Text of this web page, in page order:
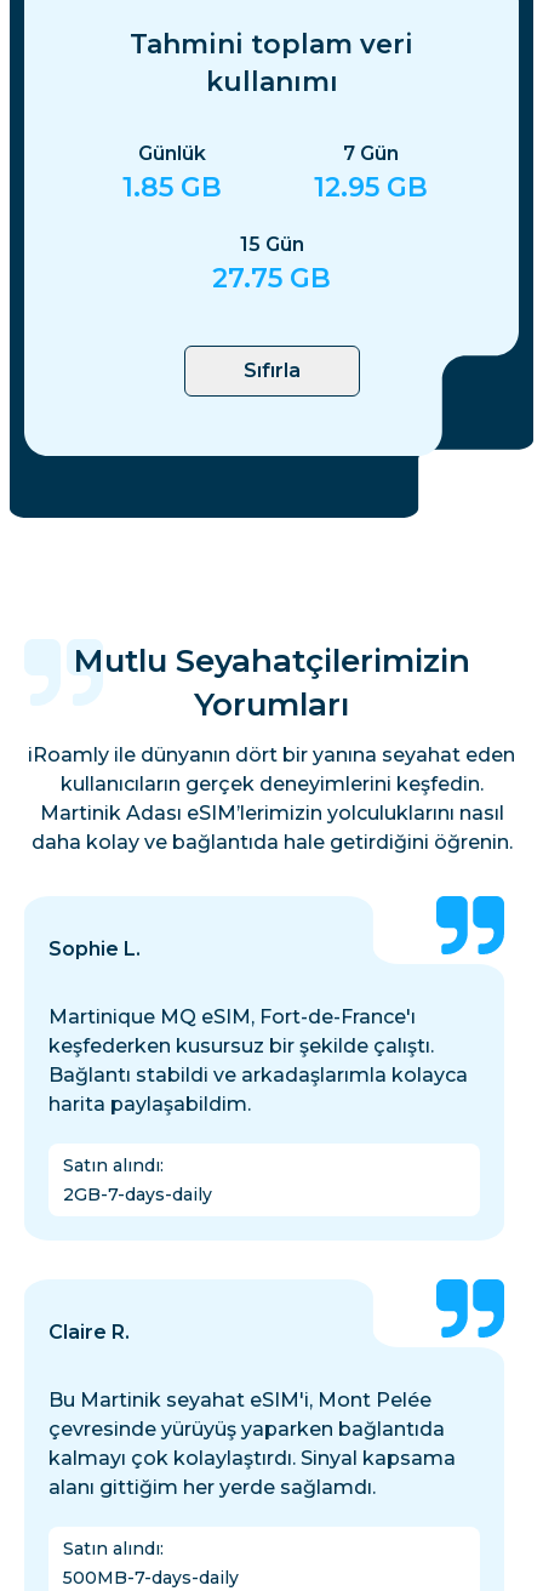
Tahmini toplam veri
kullanımı
Günlük
1.85 GB
7 Gün
12.95 GB
15 Gün
27.75 GB
Sıfırla
Mutlu Seyahatçilerimizin
Yorumları
iRoamly ile dünyanın dört bir yanına seyahat eden
kullanıcıların gerçek deneyimlerini keşfedin.
Martinik Adası eSIM’lerimizin yolculuklarını nasıl
daha kolay ve bağlantıda hale getirdiğini öğrenin.
Sophie L.
Martinique MQ eSIM, Fort-de-France'ı
keşfederken kusursuz bir şekilde çalıştı.
Bağlantı stabildi ve arkadaşlarımla kolayca
harita paylaşabildim.
Satın alındı:
2GB-7-days-daily
Claire R.
Bu Martinik seyahat eSIM'i, Mont Pelée
çevresinde yürüyüş yaparken bağlantıda
kalmayı çok kolaylaştırdı. Sinyal kapsama
alanı gittiğim her yerde sağlamdı.
Satın alındı:
500MB-7-days-daily